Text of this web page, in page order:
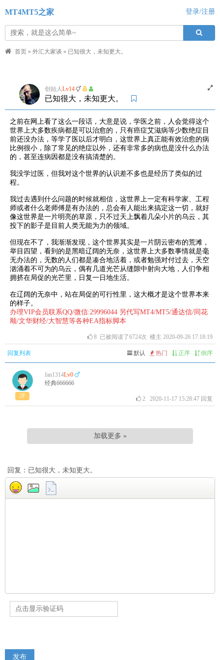
MT4MT5之家 登录/注册
首页 » 外汇大家谈 » 已知很大，未知更大。
创始人Lv14
已知很大，未知更大。
之前在网上看了这么一段话，大意是说，学医之前，人会觉得这个
世界上大多数疾病都是可以治愈的，只有癌症艾滋病等少数绝症目
前还没办法，等学了医以后才明白，这世界上真正能有效治愈的病
比例很小，除了常见的绝症以外，还有非常多的病也是没什么办法
的，甚至连病因都是没有搞清楚的。
我没学过医，但我对这个世界的认识差不多也是经历了类似的过
程。
我过去遇到什么问题的时候就相信，这世界上一定有科学家、工程
师或者什么老师傅是有办法的，总会有人能出来搞定这一切，就好
像这世界是一片明亮的草原，只不过天上飘着几朵小片的乌云，其
投下的影子是目前人类无能为力的领域。
但现在不了，我渐渐发现，这个世界其实是一片阴云密布的荒滩，
举目四望，看到的是黑暗辽阔的无奈，这世界上大多数事情就是毫
无办法的，无数的人们都是凑合地活着，或者勉强对付过去，天空
汹涌着不可为的乌云，偶有几道光芒从缝隙中射向大地，人们争相
拥挤在局促的光芒里，日复一日地生活。
在辽阔的无奈中，站在局促的可行性里，这大概才是这个世界本来
的样子。
办理VIP会员联系QQ/微信:29996044 另代写MT4/MT5/通达信/同花
顺/文华财经/大智慧等各种EA指标脚本
8 已被阅读了6724次 楼主 2020-09-26 17:18:19
回复列表 默认 热门 正序 倒序
2F
fan1314Lv0
经典666666
22020-11-17 15:28:47 回复
加载更多 »
回复：已知很大，未知更大。
发布